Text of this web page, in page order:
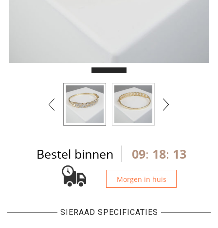
Bestel binnen 09: 18: 13
Morgen in huis
SIERAAD SPECIFICATIES